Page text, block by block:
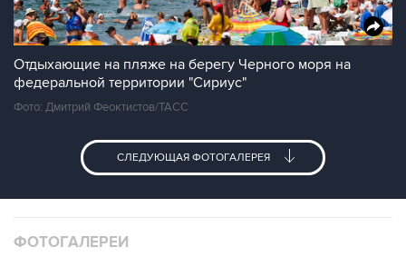
Отдыхающие на пляже на берегу Черного моря на
федеральной территории "Сириус"
Фото: Дмитрий Феоктистов/ТАСС
СЛЕДУЮЩАЯ ФОТОГАЛЕРЕЯ
ФОТОГАЛЕРЕИ